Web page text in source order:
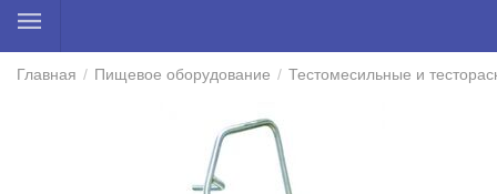
Главная / Пищевое оборудование / Тестомесильные и